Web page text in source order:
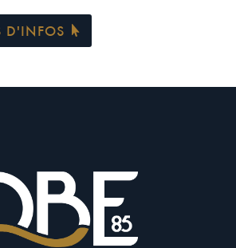
D'INFOS